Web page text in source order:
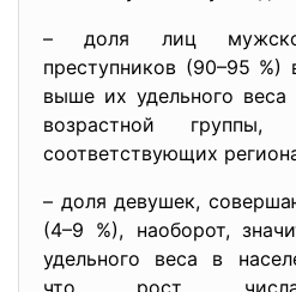
– доля лиц
преступников (90–95 %)
выше их удельного веса
возрастной
соответствующих
– доля девушек,
(4–9 %), наоборот,
удельного веса в
что рост числа